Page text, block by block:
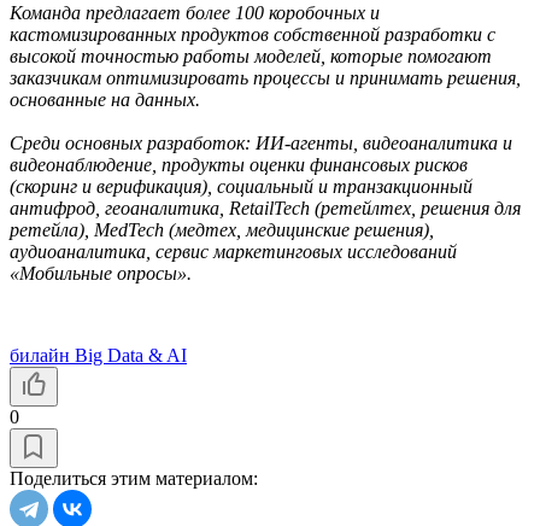
Команда предлагает более 100 коробочных и
кастомизированных продуктов собственной разработки с
высокой точностью работы моделей, которые помогают
заказчикам оптимизировать процессы и принимать решения,
основанные на данных.
Среди основных разработок: ИИ-агенты, видеоаналитика и
видеонаблюдение, продукты оценки финансовых рисков
(скоринг и верификация), социальный и транзакционный
антифрод, геоаналитика, RetailTech (ретейлтех, решения для
ретейла), MedTech (медтех, медицинские решения),
аудиоаналитика, сервис маркетинговых исследований
«Мобильные опросы».
билайн Big Data & AI
0
Поделиться этим материалом: